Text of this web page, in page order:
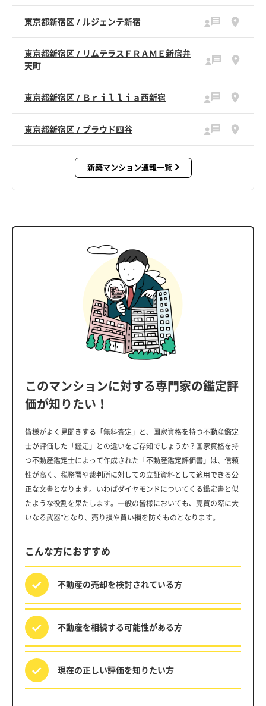
東京都新宿区 / ルジェンテ新宿
東京都新宿区 / リムテラスＦＲＡＭＥ新宿弁
天町
東京都新宿区 / Ｂｒｉｌｌｉａ西新宿
東京都新宿区 / プラウド四谷
新築マンション速報一覧
このマンションに対する専門家の鑑定評
価が知りたい！
皆様がよく見聞きする「無料査定」と、国家資格を持つ不動産鑑定
士が評価した「鑑定」との違いをご存知でしょうか？国家資格を持
つ不動産鑑定士によって作成された「不動産鑑定評価書」は、信頼
性が高く、税務署や裁判所に対しての立証資料として適用できる公
正な文書となります。いわばダイヤモンドについてくる鑑定書と似
たような役割を果たします。一般の皆様においても、売買の際に大
いなる武器”となり、売り損や買い損を防ぐものとなります。
こんな方におすすめ
不動産の売却を検討されている方
不動産を相続する可能性がある方
現在の正しい評価を知りたい方